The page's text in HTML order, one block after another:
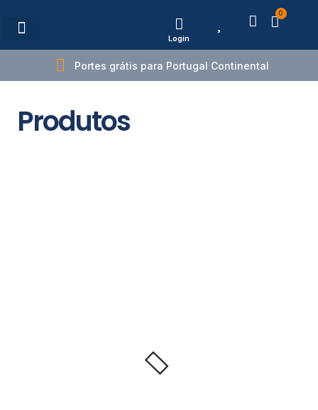
Login
0
Portes grátis para Portugal Continental
Produtos